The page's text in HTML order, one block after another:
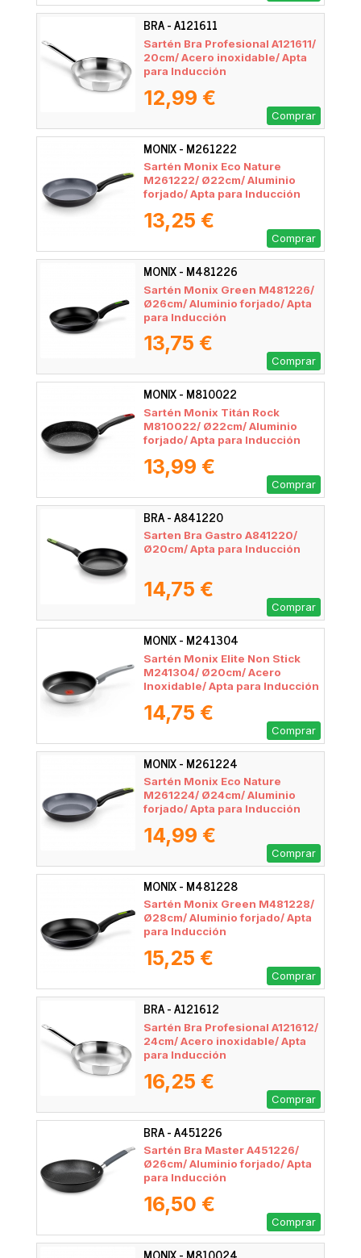
BRA - A121611
Sartén Bra Profesional A121611/
20cm/ Acero inoxidable/ Apta
para Inducción
12,99 €
Comprar
MONIX - M261222
Sartén Monix Eco Nature
M261222/ Ø22cm/ Aluminio
forjado/ Apta para Inducción
13,25 €
Comprar
MONIX - M481226
Sartén Monix Green M481226/
Ø26cm/ Aluminio forjado/ Apta
para Inducción
13,75 €
Comprar
MONIX - M810022
Sartén Monix Titán Rock
M810022/ Ø22cm/ Aluminio
forjado/ Apta para Inducción
13,99 €
Comprar
BRA - A841220
Sarten Bra Gastro A841220/
Ø20cm/ Apta para Inducción
14,75 €
Comprar
MONIX - M241304
Sartén Monix Elite Non Stick
M241304/ Ø20cm/ Acero
Inoxidable/ Apta para Inducción
14,75 €
Comprar
MONIX - M261224
Sartén Monix Eco Nature
M261224/ Ø24cm/ Aluminio
forjado/ Apta para Inducción
14,99 €
Comprar
MONIX - M481228
Sartén Monix Green M481228/
Ø28cm/ Aluminio forjado/ Apta
para Inducción
15,25 €
Comprar
BRA - A121612
Sartén Bra Profesional A121612/
24cm/ Acero inoxidable/ Apta
para Inducción
16,25 €
Comprar
BRA - A451226
Sartén Bra Master A451226/
Ø26cm/ Aluminio forjado/ Apta
para Inducción
16,50 €
Comprar